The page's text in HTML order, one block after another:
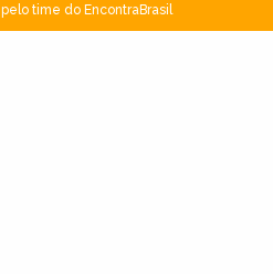
pelo time do EncontraBrasil